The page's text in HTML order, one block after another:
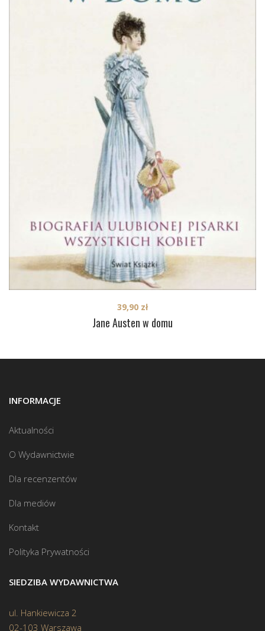
Jane Austen w domu
39,90 zł
INFORMACJE
Aktualności
O Wydawnictwie
Dla recenzentów
Dla mediów
Kontakt
Polityka Prywatności
SIEDZIBA WYDAWNICTWA
ul. Hankiewicza 2
02-103 Warszawa